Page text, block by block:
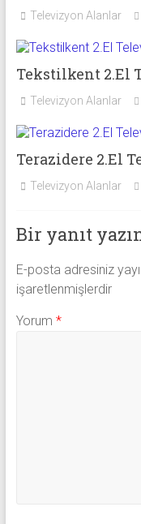
Televizyon Alanlar
Tekstilkent 2.El
Televizyon Alanlar
Terazidere 2.El
Televizyon Alanlar
Bir yanıt
E-posta adresiniz
işaretlenmişlerdir
Yorum *